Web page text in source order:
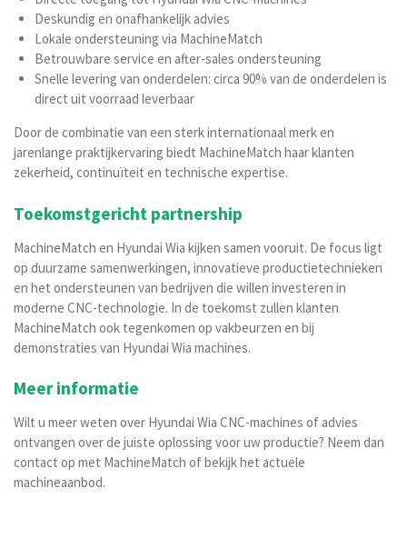
Deskundig en onafhankelijk advies
Lokale ondersteuning via MachineMatch
Betrouwbare service en after-sales ondersteuning
Snelle levering van onderdelen: circa 90% van de onderdelen is
direct uit voorraad leverbaar
Door de combinatie van een sterk internationaal merk en
jarenlange praktijkervaring biedt MachineMatch haar klanten
zekerheid, continuïteit en technische expertise.
Toekomstgericht partnership
MachineMatch en Hyundai Wia kijken samen vooruit. De focus ligt
op duurzame samenwerkingen, innovatieve productietechnieken
en het ondersteunen van bedrijven die willen investeren in
moderne CNC-technologie. In de toekomst zullen klanten
MachineMatch ook tegenkomen op vakbeurzen en bij
demonstraties van Hyundai Wia machines.
Meer informatie
Wilt u meer weten over Hyundai Wia CNC-machines of advies
ontvangen over de juiste oplossing voor uw productie? Neem dan
contact op met MachineMatch of bekijk het actuele
machineaanbod.